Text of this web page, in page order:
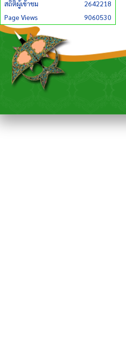
สถิติผู้เข้าชม
2642218
Page Views
9060530